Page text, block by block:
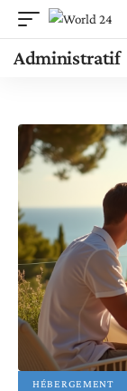
Administratif
HÉBERGEMENT